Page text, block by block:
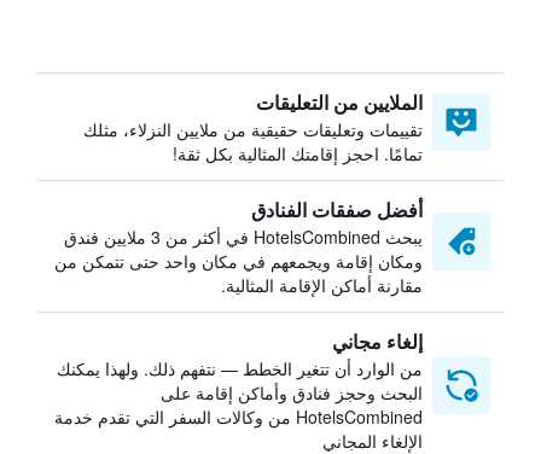
الملايين من التعليقات
تقييمات وتعليقات حقيقية من ملايين النزلاء، مثلك
تمامًا. احجز إقامتك المثالية بكل ثقة!
أفضل صفقات الفنادق
يبحث HotelsCombined في أكثر من 3 ملايين فندق
ومكان إقامة ويجمعهم في مكان واحد حتى تتمكن من
مقارنة أماكن الإقامة المثالية.
إلغاء مجاني
من الوارد أن تتغير الخطط — نتفهم ذلك. ولهذا يمكنك
البحث وحجز فنادق وأماكن إقامة على
HotelsCombined من وكالات السفر التي تقدم خدمة
الإلغاء المجاني